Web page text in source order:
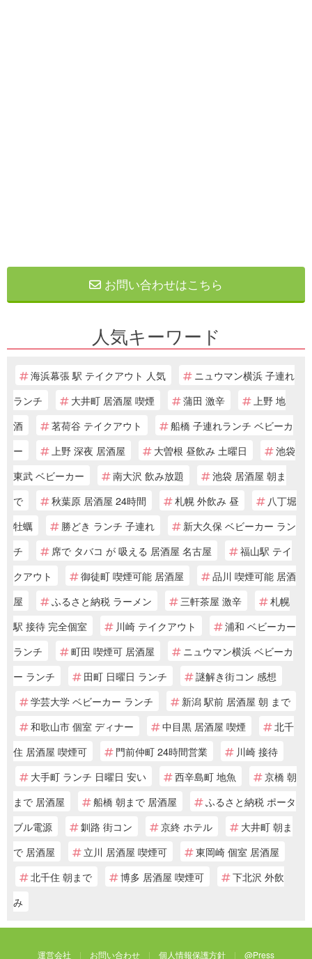
お問い合わせはこちら
人気キーワード
海浜幕張 駅 テイクアウト 人気
ニュウマン横浜 子連れ
ランチ
大井町 居酒屋 喫煙 蒲田 激辛
上野 地
酒
茗荷谷 テイクアウト
船橋 子連れランチ ベビーカ
ー
上野 深夜 居酒屋 大曽根 昼飲み 土曜日
池袋
東武 ベビーカー
南大沢 飲み放題
池袋 居酒屋 朝ま
で
秋葉原 居酒屋 24時間 札幌 外飲み 昼
八丁堀
牡蠣
勝どき ランチ 子連れ
新大久保 ベビーカー ラン
チ
席で タバコ が 吸える 居酒屋 名古屋
福山駅 テイ
クアウト
御徒町 喫煙可能 居酒屋
品川 喫煙可能 居酒
屋
ふるさと納税 ラーメン 三軒茶屋 激辛
札幌
駅 接待 完全個室
川崎 テイクアウト
浦和 ベビーカー
ランチ
町田 喫煙可 居酒屋
ニュウマン横浜 ベビーカ
ー ランチ
田町 日曜日 ランチ
謎解き街コン 感想
学芸大学 ベビーカー ランチ
新潟 駅前 居酒屋 朝 まで
和歌山市 個室 ディナー
中目黒 居酒屋 喫煙
北千
住 居酒屋 喫煙可
門前仲町 24時間営業
川崎 接待
大手町 ランチ 日曜日 安い
西辛島町 地魚
京橋 朝
まで 居酒屋
船橋 朝まで 居酒屋
ふるさと納税 ポータ
ブル電源
釧路 街コン 京終 ホテル
大井町 朝ま
で 居酒屋
立川 居酒屋 喫煙可
東岡崎 個室 居酒屋
北千住 朝まで
博多 居酒屋 喫煙可
下北沢 外飲
み
運営会社 お問い合わせ 個人情報保護方針 @Press